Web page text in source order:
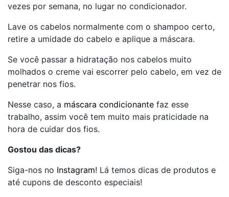
vezes por semana, no lugar no condicionador.
Lave os cabelos normalmente com o shampoo certo,
retire a umidade do cabelo e aplique a máscara.
Se você passar a hidratação nos cabelos muito
molhados o creme vai escorrer pelo cabelo, em vez de
penetrar nos fios.
Nesse caso, a máscara condicionante faz esse
trabalho, assim você tem muito mais praticidade na
hora de cuidar dos fios.
Gostou das dicas?
Siga-nos no Instagram! Lá temos dicas de produtos e
até cupons de desconto especiais!